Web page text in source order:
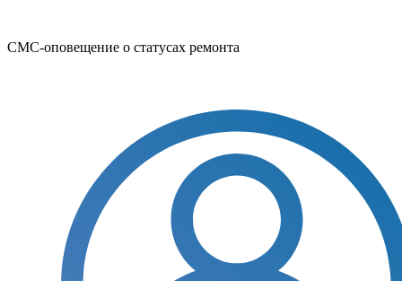
СМС-оповещение о статусах ремонта